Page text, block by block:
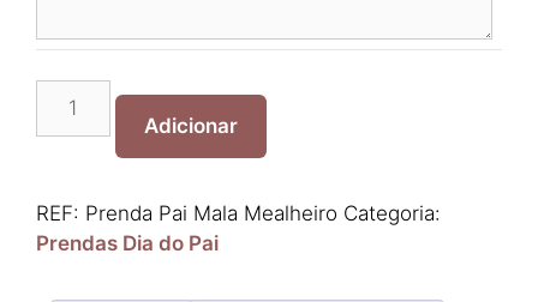
Quantidade
Mala
Mealheiro
Adicionar
REF: Prenda Pai Mala Mealheiro Categoria:
Prendas Dia do Pai